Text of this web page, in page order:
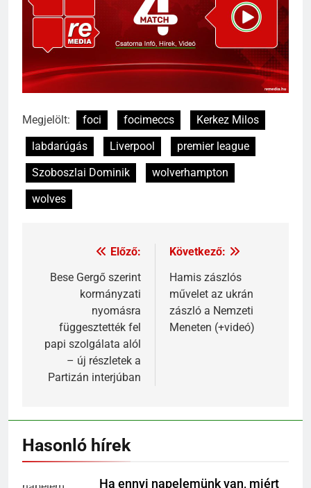
Megjelölt: foci focimeccs
Kerkez Milos
labdarúgás
Liverpool
premier league
Szoboszlai Dominik
wolverhampton
wolves
Előző:
Bese Gergő szerint
kormányzati
nyomásra
függesztették fel
papi szolgálata alól
– új részletek a
Partizán interjúban
Következő:
Hamis zászlós
művelet az ukrán
zászló a Nemzeti
Meneten (+videó)
Hasonló hírek
Ha ennyi napelemünk van, miért